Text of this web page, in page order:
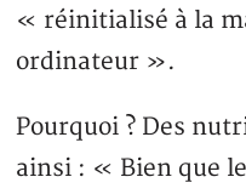
« réinitialisé à la
ordinateur ».
Pourquoi ? Des
ainsi : « Bien que